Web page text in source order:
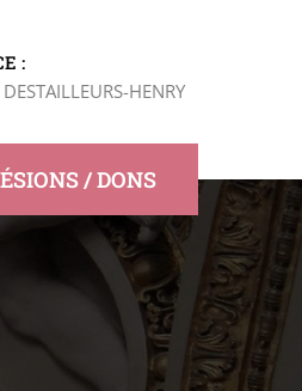
:
HENRY
/ DONS